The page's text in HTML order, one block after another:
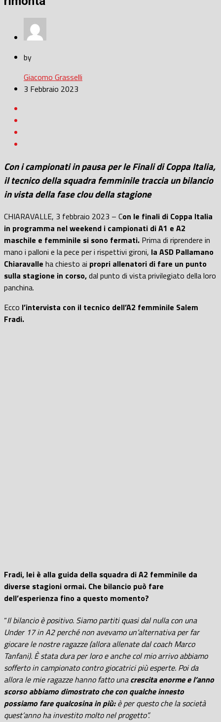
by
Giacomo Grasselli
3 Febbraio 2023
Con i campionati in pausa per le Finali di Coppa Italia,
il tecnico della squadra femminile traccia un bilancio
in vista della fase clou della stagione
CHIARAVALLE, 3 febbraio 2023 – Con le finali di Coppa Italia
in programma nel weekend i campionati di A1 e A2
maschile e femminile si sono fermati. Prima di riprendere in
mano i palloni e la pece per i rispettivi gironi, la ASD Pallamano
Chiaravalle ha chiesto ai propri allenatori di fare un punto
sulla stagione in corso,dal punto di vista privilegiato della loro
panchina.
Ecco l’intervista con il tecnico dell’A2 femminile Salem
Fradi.
Fradi, lei è alla guida della squadra di A2 femminile da
diverse stagioni ormai. Che bilancio può fare
dell’esperienza fino a questo momento?
“Il bilancio è positivo. Siamo partiti quasi dal nulla con una
Under 17 in A2 perché non avevamo un’alternativa per far
giocare le nostre ragazze (allora allenate dal coach Marco
Tanfani). È stata dura per loro e anche col mio arrivo abbiamo
sofferto in campionato contro giocatrici più esperte. Poi da
allora le mie ragazze hanno fatto unacrescita enorme e l’anno
scorso abbiamo dimostrato che con qualche innesto
possiamo fare qualcosina in più:è per questo che la società
quest’anno ha investito molto nel progetto”.